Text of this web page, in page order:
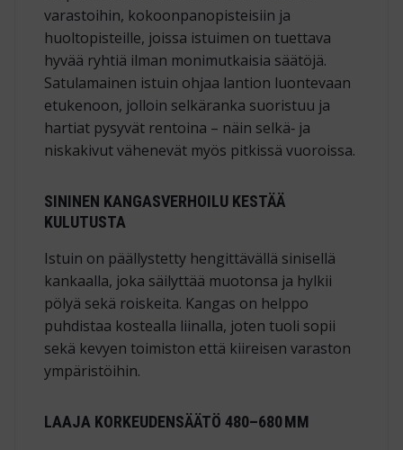
varastoihin, kokoonpanopisteisiin ja
huoltopisteille, joissa istuimen on tuettava
hyvää ryhtiä ilman monimutkaisia säätöjä.
Satulamainen istuin ohjaa lantion luontevaan
etukenoon, jolloin selkäranka suoristuu ja
hartiat pysyvät rentoina – näin selkä‑ ja
niskakivut vähenevät myös pitkissä vuoroissa.
SININEN KANGASVERHOILU KESTÄÄ
KULUTUSTA
Istuin on päällystetty hengittävällä sinisellä
kankaalla, joka säilyttää muotonsa ja hylkii
pölyä sekä roiskeita. Kangas on helppo
puhdistaa kostealla liinalla, joten tuoli sopii
sekä kevyen toimiston että kiireisen varaston
ympäristöihin.
LAAJA KORKEUDENSÄÄTÖ 480–680 MM